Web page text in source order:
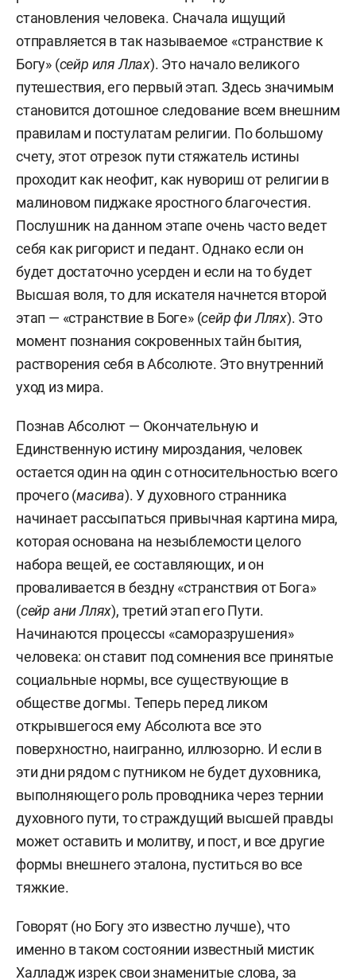
становления человека. Сначала ищущий
отправляется в так называемое «странствие к
Богу» (сейр иля Ллах). Это начало великого
путешествия, его первый этап. Здесь значимым
становится дотошное следование всем внешним
правилам и постулатам религии. По большому
счету, этот отрезок пути стяжатель истины
проходит как неофит, как нувориш от религии в
малиновом пиджаке яростного благочестия.
Послушник на данном этапе очень часто ведет
себя как ригорист и педант. Однако если он
будет достаточно усерден и если на то будет
Высшая воля, то для искателя начнется второй
этап — «странствие в Боге» (сейр фи Ллях). Это
момент познания сокровенных тайн бытия,
растворения себя в Абсолюте. Это внутренний
уход из мира.
Познав Абсолют — Окончательную и
Единственную истину мироздания, человек
остается один на один с относительностью всего
прочего (масива). У духовного странника
начинает рассыпаться привычная картина мира,
которая основана на незыблемости целого
набора вещей, ее составляющих, и он
проваливается в бездну «странствия от Бога»
(сейр ани Ллях), третий этап его Пути.
Начинаются процессы «саморазрушения»
человека: он ставит под сомнения все принятые
социальные нормы, все существующие в
обществе догмы. Теперь перед ликом
открывшегося ему Абсолюта все это
поверхностно, наигранно, иллюзорно. И если в
эти дни рядом с путником не будет духовника,
выполняющего роль проводника через тернии
духовного пути, то страждущий высшей правды
может оставить и молитву, и пост, и все другие
формы внешнего эталона, пуститься во все
тяжкие.
Говорят (но Богу это известно лучше), что
именно в таком состоянии известный мистик
Халладж изрек свои знаменитые слова, за